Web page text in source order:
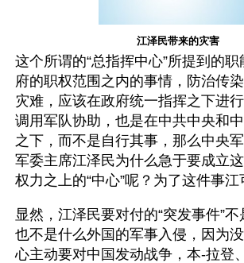
江泽民带来的灾害
这个所谓的“总指挥中心”所提到的
府的职权范围之内的事情，防治传
灾难，应该在政府统一指挥之下进
调用军队协助，也是在中共中央和
之下，而不是自行其事，那么中央
军委主席江泽民为什么急于要成立
显然，江泽民要对付的“突发事件”不
也不是什么外国的军事入侵，因为
心主动要对中国发动战争，本-拉登